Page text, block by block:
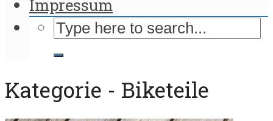
Impressum
Kategorie - Biketeile